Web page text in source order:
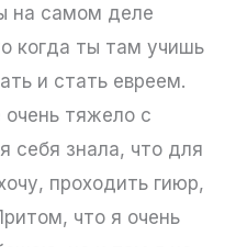
на самом деле
когда ты там учишь
и стать евреем.
тяжело с
себя знала, что для
проходить гиюр,
что я очень